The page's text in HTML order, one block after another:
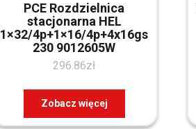
PCE Rozdzielnica
stacjonarna HEL
1×32/4p+1×16/4p+4x16gs
230 9012605W
296.86zł
Zobacz więcej